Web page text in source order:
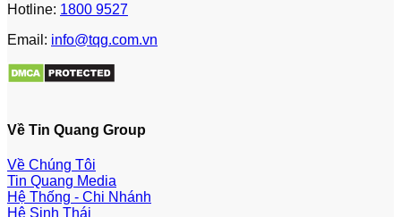
Hotline: 1800 9527
Email: info@tqg.com.vn
Về Tin Quang Group
Về Chúng Tôi
Tin Quang Media
Hệ Thống - Chi Nhánh
Hệ Sinh Thái